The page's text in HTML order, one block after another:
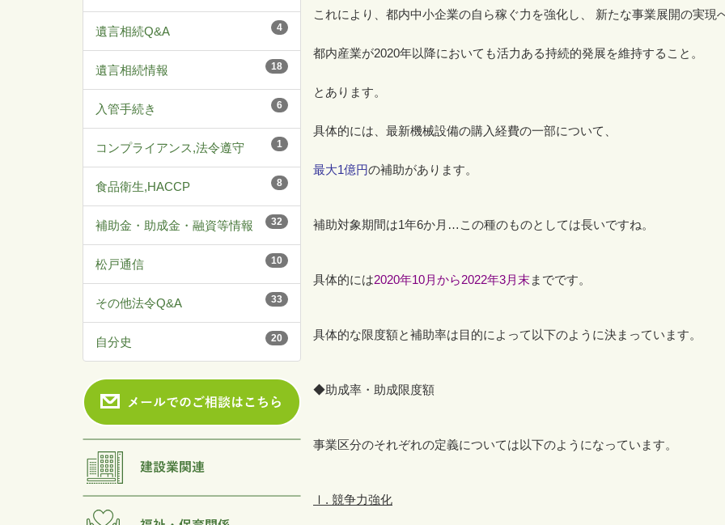
4
遺言相続Q&A
18
遺言相続情報
6
入管手続き
1
コンプライアンス,法令遵守
8
食品衛生,HACCP
32
補助金・助成金・融資等情報
10
松戸通信
33
その他法令Q&A
20
自分史
これにより、都内中小企業の自ら稼ぐ力を強化し、 新たな事業展開の実現
都内産業が2020年以降においても活力ある持続的発展を維持すること。
とあります。
具体的には、最新機械設備の購入経費の一部について、
最大1億円の補助があります。
補助対象期間は1年6か月 … この種のものとしては長いですね。
具体的には2020年10月から2022年3月末 までです。
具体的な限度額と補助率は目的によって以下のように決まっています。
◆助成率・助成限度額
事業区分のそれぞれの定義については以下のようになっています。
Ⅰ . 競争力強化